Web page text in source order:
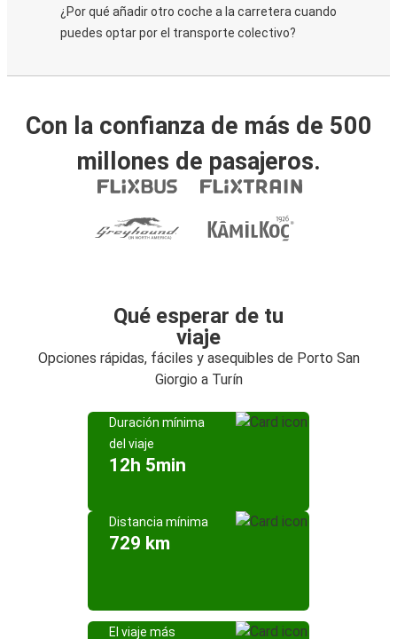
¿Por qué añadir otro coche a la carretera cuando
puedes optar por el transporte colectivo?
Con la confianza de más de 500
millones de pasajeros.
Qué esperar de tu
viaje
Opciones rápidas, fáciles y asequibles de Porto San
Giorgio a Turín
Duración mínima
del viaje
12h 5min
Distancia mínima
729 km
El viaje más